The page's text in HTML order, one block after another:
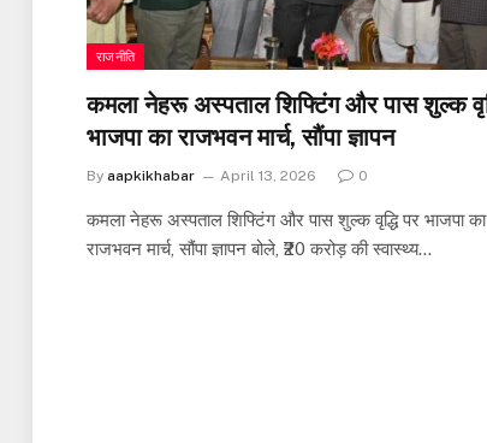
राजनीति
कमला नेहरू अस्पताल शिफ्टिंग और पास शुल्क
भाजपा का राजभवन मार्च, सौंपा ज्ञापन
By aapkikhabar April 13, 2026 0
कमला नेहरू अस्पताल शिफ्टिंग और पास शुल्क वृद्धि पर भाजपा का
राजभवन मार्च, सौंपा ज्ञापन बोले, ₹20 करोड़ की स्वास्थ्य…